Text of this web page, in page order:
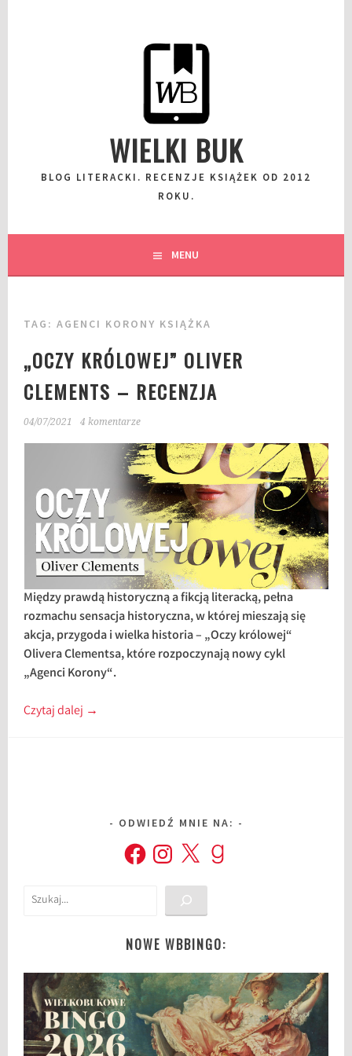
WIELKI BUK
BLOG LITERACKI. RECENZJE KSIĄŻEK OD 2012
ROKU.
MENU
TAG:AGENCI KORONY KSIĄŻKA
„OCZY KRÓLOWEJ” OLIVER
CLEMENTS – RECENZJA
04/07/2021 4 komentarze
Między prawdą historyczną a fikcją literacką, pełna
rozmachu sensacja historyczna, w której mieszają się
akcja, przygoda i wielka historia – „Oczy królowej“
Olivera Clementsa, które rozpoczynają nowy cykl
„Agenci Korony“.
Czytaj dalej →
ODWIEDŹ MNIE NA:
FacebookInstagram
X Goodreads
Szukaj
NOWE WBBINGO: